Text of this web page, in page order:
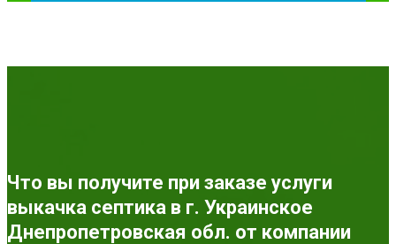
Что вы получите при заказе услуги
выкачка септика в г. Украинское
Днепропетровская обл. от компании